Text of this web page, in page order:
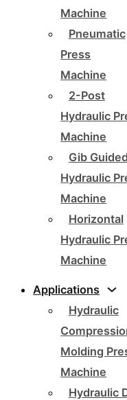
Machine
Pneumatic
Press
Machine
2-Post
Hydraulic
Machine
Gib
Hydraulic
Machine
Horizontal
Hydraulic
Machine
Applications
Hydraulic
Molding
Machine
Hydraulic